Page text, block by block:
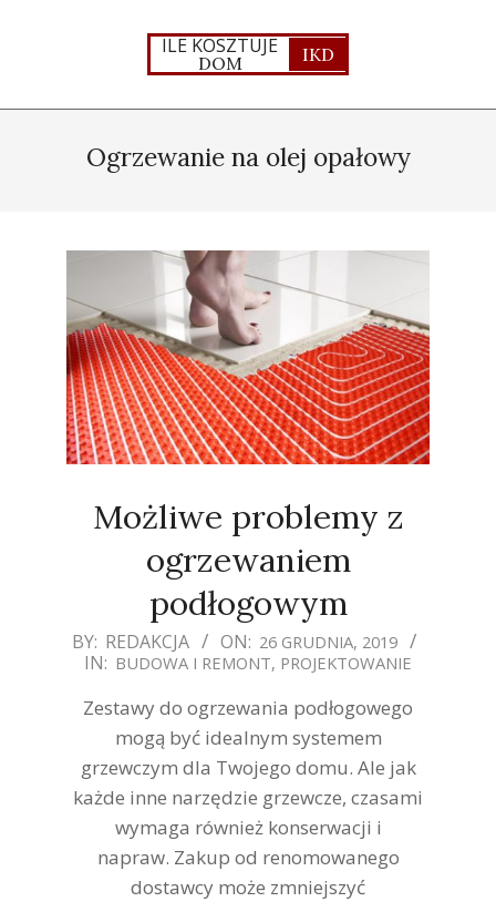
ILE KOSZTUJE
DOM IKD
NavigationOgrzewanie na olej opałowy
Możliwe problemy z
ogrzewaniem
podłogowym
2019-
12-
26
BY: REDAKCJA ON: 26 GRUDNIA, 2019
IN: BUDOWA I REMONT, PROJEKTOWANIE
Zestawy do ogrzewania podłogowego
mogą być idealnym systemem
grzewczym dla Twojego domu. Ale jak
każde inne narzędzie grzewcze, czasami
wymaga również konserwacji i
napraw. Zakup od renomowanego
dostawcy może zmniejszyć